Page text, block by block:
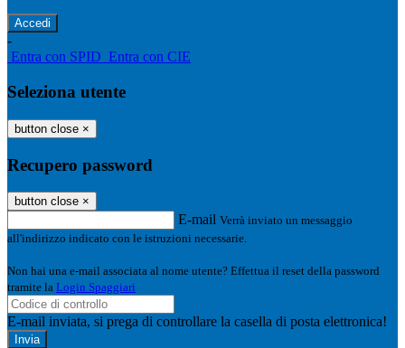
-
Entra con SPID Entra con CIE
Seleziona utente
button close ×
Recupero password
button close ×
E-mail Verrà inviato un messaggio
all'indirizzo indicato con le istruzioni necessarie.
Non hai una e-mail associata al nome utente? Effettua il reset della password
tramite la Login Spaggiari
E-mail inviata, si prega di controllare la casella di posta elettronica!